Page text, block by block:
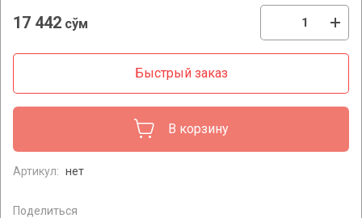
17 442 сўм
В корзину
Быстрый заказ
Артикул: нет
Поделиться